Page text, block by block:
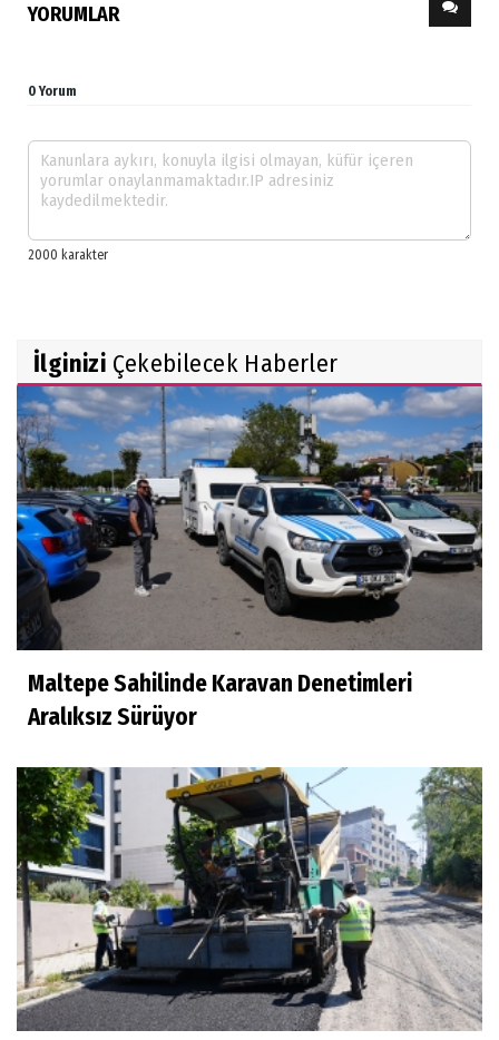
YORUMLAR
0 Yorum
İlginizi Çekebilecek Haberler
Maltepe Sahilinde Karavan Denetimleri
Aralıksız Sürüyor